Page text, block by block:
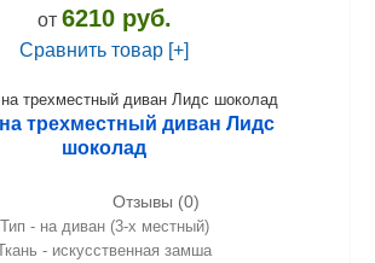
от 6210 руб.
Сравнить товар [+]
трехместный диван Лидс
шоколад
Отзывы (0)
Тип - на диван (3-х местный)
- искусственная замша